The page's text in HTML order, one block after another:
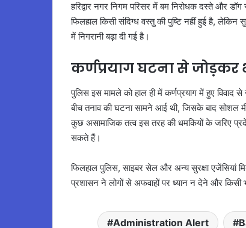
हरिद्वार नगर निगम परिसर में बम निरोधक दस्ते और
फिलहाल किसी संदिग्ध वस्तु की पुष्टि नहीं हुई है, लेकिन
में निगरानी बढ़ा दी गई है।
कर्णप्रयाग घटना से जोड़कर
पुलिस इस मामले को हाल ही में कर्णप्रयाग में हुए
बीच तनाव की घटना सामने आई थी, जिसके बाद सोशल
कुछ असामाजिक तत्व इस तरह की धमकियों के जरिए
सकते हैं।
फिलहाल पुलिस, साइबर सेल और अन्य सुरक्षा एजेंसियां
प्रशासन ने लोगों से अफवाहों पर ध्यान न देने और किसी
Administration Alert